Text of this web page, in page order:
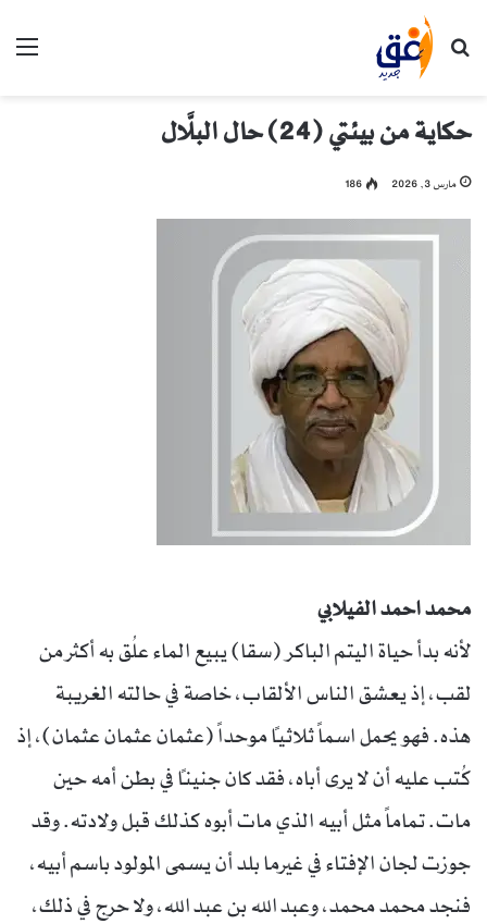
بحث عن
حكاية من بيئتي (24) حال البلَّال
مارس 3, 2026 186
محمد احمد الفيلابي
لأنه بدأ حياة اليتم الباكر (سقا) يبيع الماء علُق به أكثر من
لقب، إذ يعشق الناس الألقاب، خاصة في حالته الغريبة
هذه. فهو يحمل اسماً ثلاثياً موحداً (عثمان عثمان عثمان)، إذ
كُتب عليه أن لا يرى أباه، فقد كان جنيناً في بطن أمه حين
مات. تماماً مثل أبيه الذي مات أبوه كذلك قبل ولادته. وقد
جوزت لجان الإفتاء في غيرما بلد أن يسمى المولود باسم أبيه،
فنجد محمد محمد، وعبد الله بن عبد الله، ولا حرج في ذلك،